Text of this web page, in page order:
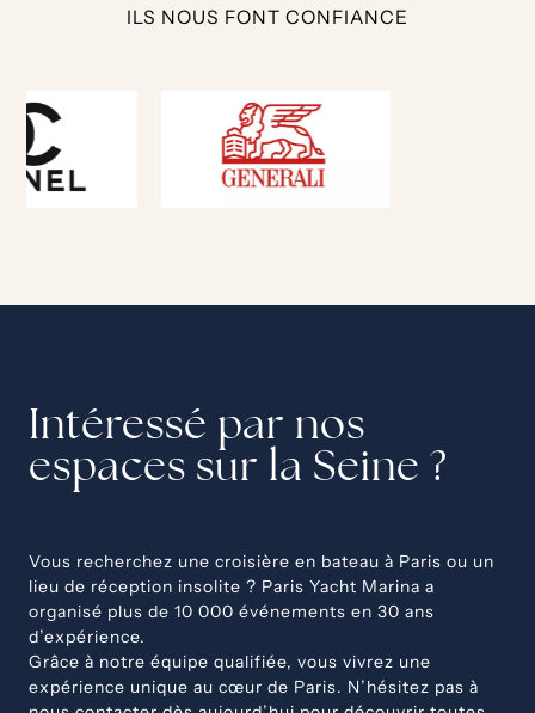
ILS NOUS FONT CONFIANCE
Intéressé par nos
espaces sur la Seine ?
Vous recherchez une croisière en bateau à Paris ou un
lieu de réception insolite ? Paris Yacht Marina a
organisé plus de 10 000 événements en 30 ans
d’expérience.
Grâce à notre équipe qualifiée, vous vivrez une
expérience unique au cœur de Paris. N’hésitez pas à